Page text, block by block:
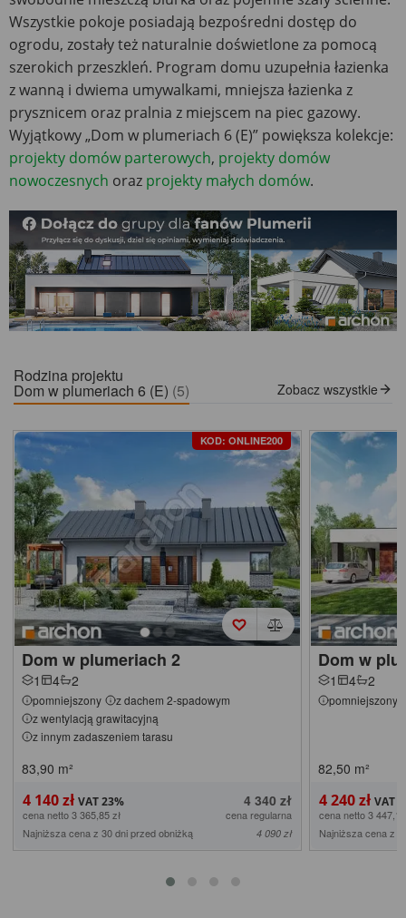
Wszystkie pokoje posiadają bezpośredni dostęp do
ogrodu, zostały też naturalnie doświetlone za pomocą
szerokich przeszkleń. Program domu uzupełnia łazienka
z wanną i dwiema umywalkami, mniejsza łazienka z
prysznicem oraz pralnia z miejscem na piec gazowy.
Wyjątkowy „Dom w plumeriach 6 (E)” powiększa kolekcje:
projekty domów parterowych, projekty domów
nowoczesnych oraz projekty małych domów.
Rodzina projektu
Dom w plumeriach 6 (E) (5) Zobacz wszystkie
KOD: ONLINE200
Dom w plumeriach 2
1 4 2
pomniejszony
z dachem 2-spadowym
z wentylacją grawitacyjną
z innym zadaszeniem tarasu
83,90 m²
4 140 zł 4 340 zł
cena netto 3 365,85 zł
cena regularna
Najniższa cena z 30 dni przed obniżką
4 090 zł
Dom w
1 4 2
pomniejszony
82,50 m²
4 240 zł
cena netto 3
Najniższa cena z